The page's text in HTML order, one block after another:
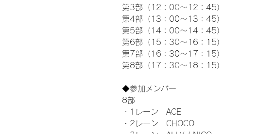
第3部（12：00～12：45）
第4部（13：00～13：45）
第5部（14：00～14：45）
第6部（15：30～16：15）
第7部（16：30～17：15）
第8部（17：30～18：15）
◆参加メンバー
8部
・1レーン　ACE
・2レーン　CHOCO